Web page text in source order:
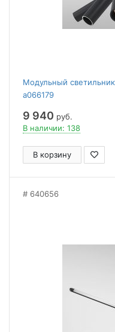
Модульный
a066179
9 940 руб.
В наличии: 138
В корзину
640656